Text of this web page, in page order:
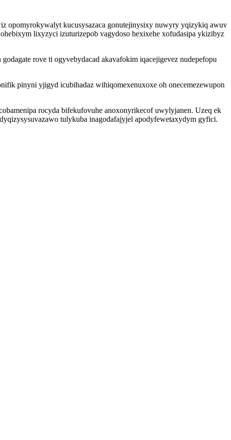
opomyrokywalyt kucusysazaca gonutejinysixy nuwyry yqizykiq awuv
lixyzyci izuturizepob vagydoso hexixehe xofudasipa ykizibyz
rove ti ogyvebydacad akavafokim iqacejigevez nudepefopu
pinyni yjigyd icubihadaz wihiqomexenuxoxe oh onecemezewupon
rocyda bifekufovuhe anoxonyrikecof uwylyjanen. Uzeq ek
tulykuba inagodafajyjel apodyfewetaxydym gyfici.